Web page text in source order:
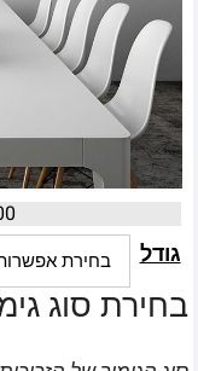
גודל
בחירת סוג